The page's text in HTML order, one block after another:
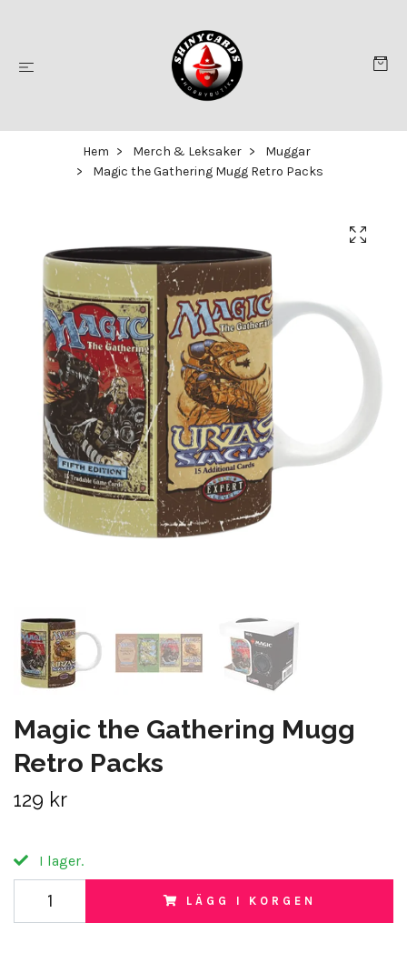
Hem Merch & Leksaker
Muggar
Magic the Gathering Mugg Retro Packs
Magic the Gathering Mugg
Retro Packs
129 kr
I lager.
LÄGG I KORGEN